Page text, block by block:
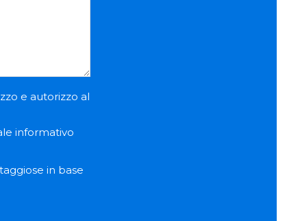
e autorizzo al
informativo
in base